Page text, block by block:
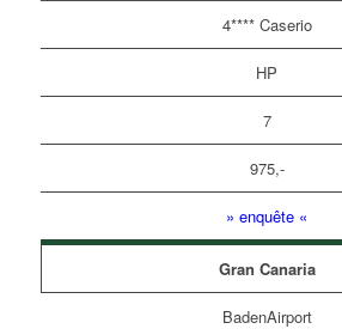
4**** Caserio
HP
7
975,-
» enquête «
Gran Canaria
BadenAirport